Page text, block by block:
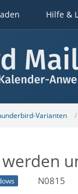
Hilfe &
Varianten
N0815